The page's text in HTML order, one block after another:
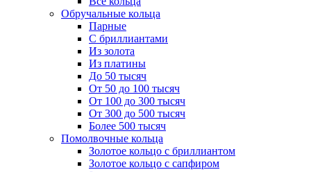
Обручальные кольца
Парные
С бриллиантами
Из золота
Из платины
До 50 тысяч
От 50 до 100 тысяч
От 100 до 300 тысяч
От 300 до 500 тысяч
Более 500 тысяч
Помолвочные кольца
Золотое кольцо с бриллиантом
Золотое кольцо с сапфиром